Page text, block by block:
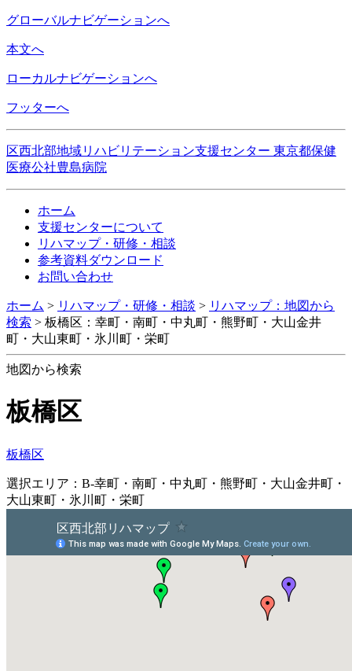
グローバルナビゲーションへ
本文へ
ローカルナビゲーションへ
フッターへ
区西北部地域リハビリテーション支援センター 東京都保健
医療公社豊島病院
ホーム
支援センターについて
リハマップ・研修・相談
参考資料ダウンロード
お問い合わせ
ホーム > リハマップ・研修・相談 > リハマップ：地図から
検索 > 板橋区：幸町・南町・中丸町・熊野町・大山金井
町・大山東町・氷川町・栄町
地図から検索
板橋区
板橋区
選択エリア：B-幸町・南町・中丸町・熊野町・大山金井町・
大山東町・氷川町・栄町